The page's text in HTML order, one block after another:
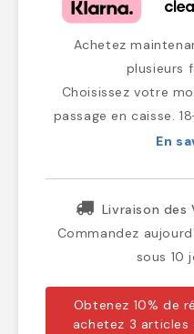
Achetez
plusieurs
Choisissez votre
passage en caisse.
En
Livraison des
Commandez
sous 10
Obtenez 10% de
achetez 3